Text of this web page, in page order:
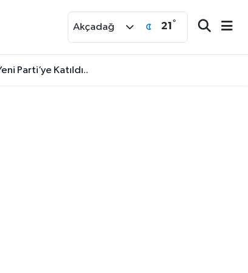
Akçadağ 21 °
Parti’ye Katıldı..